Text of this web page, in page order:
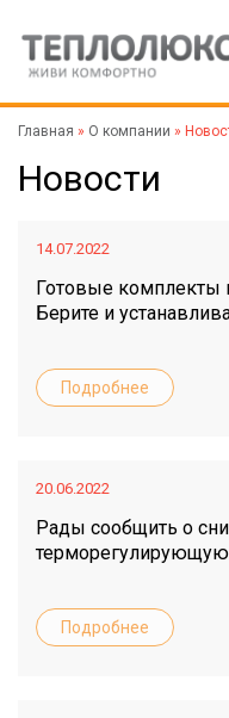
Главная » О компании »
Новости
14.07.2022
Готовые комплекты
Берите и
Подробнее
20.06.2022
Рады сообщить о
терморегулирующую
Подробнее